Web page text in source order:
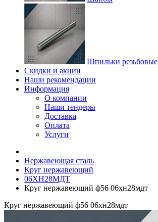
Шпильки резьбовые
Скидки и акции
Наши рекомендации
Информация
О компании
Наши тендеры
Доставка
Оплата
Услуги
Нержавеющая сталь
Круг нержавеющий
06ХН28МДТ
Круг нержавеющий ф56 06хн28мдт
Круг нержавеющий ф56 06хн28мдт